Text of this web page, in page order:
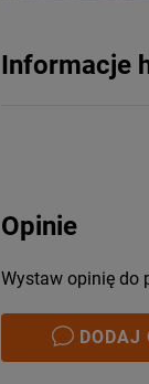
Informacje
Opinie
Wystaw opinię do
DODAJ